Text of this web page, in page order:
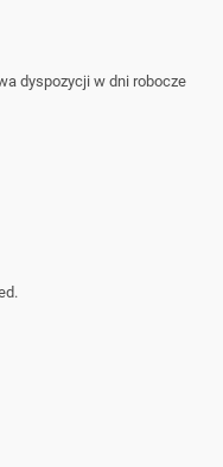
dyspozycji w dni robocze